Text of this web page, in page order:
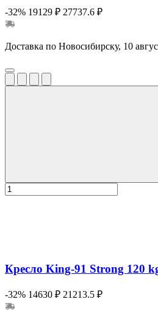
-32% 19129 ₽ 27737.6 ₽
Доставка по Новосибирску, 10
Кресло King-91 Strong 120
-32% 14630 ₽ 21213.5 ₽